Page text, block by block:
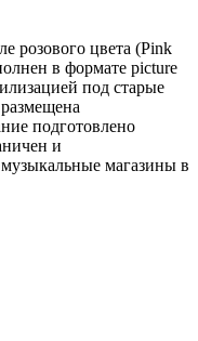
розового цвета (Pink
в формате picture
под старые
подготовлено
и
музыкальные магазины в